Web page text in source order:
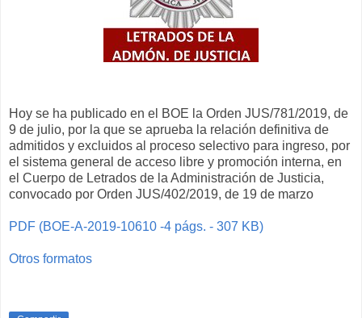
Hoy se ha publicado en el BOE la Orden JUS/781/2019, de
9 de julio, por la que se aprueba la relación definitiva de
admitidos y excluidos al proceso selectivo para ingreso, por
el sistema general de acceso libre y promoción interna, en
el Cuerpo de Letrados de la Administración de Justicia,
convocado por Orden JUS/402/2019, de 19 de marzo
PDF (BOE-A-2019-10610 -4 págs. - 307 KB)
Otros formatos